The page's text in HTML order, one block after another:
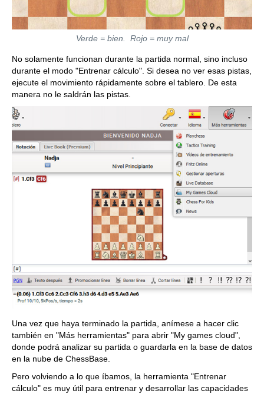
Verde = bien. Rojo = muy mal
No solamente funcionan durante la partida normal, sino incluso
durante el modo "Entrenar cálculo". Si desea no ver esas pistas,
ejecute el movimiento rápidamente sobre el tablero. De esta
manera no le saldrán las pistas.
Una vez que haya terminado la partida, anímese a hacer clic
también en "Más herramientas" para abrir "My games cloud",
donde podrá analizar su partida o guardarla en la base de datos
en la nube de ChessBase.
Pero volviendo a lo que íbamos, la herramienta "Entrenar
cálculo" es muy útil para entrenar y desarrollar las capacidades